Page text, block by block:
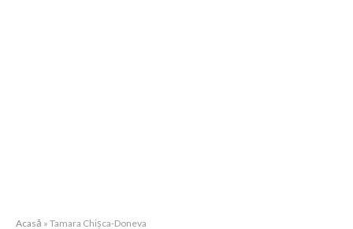
Acasă » Tamara Chișca-Doneva